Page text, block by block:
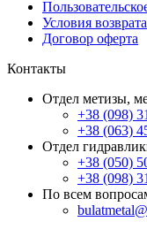
Условия возврата
Договор оферта
Контакты
Отдел метизы,
+38 (098)
+38 (063)
Отдел
+38 (050)
+38 (098)
По всем